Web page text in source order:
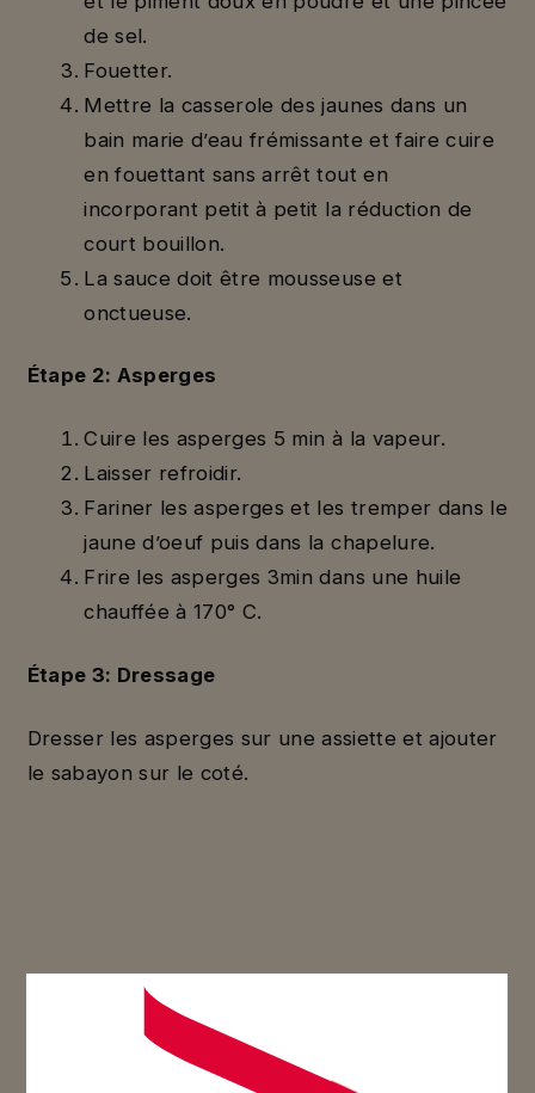
de sel.
Fouetter.
Mettre la casserole des jaunes dans un
bain marie d’eau frémissante et faire cuire
en fouettant sans arrêt tout en
incorporant petit à petit la réduction de
court bouillon.
La sauce doit être mousseuse et
onctueuse.
Étape 2: Asperges
Cuire les asperges 5 min à la vapeur.
Laisser refroidir.
Fariner les asperges et les tremper dans le
jaune d’oeuf puis dans la chapelure.
Frire les asperges 3min dans une huile
chauffée à 170° C.
Étape 3: Dressage
Dresser les asperges sur une assiette et ajouter
le sabayon sur le coté.